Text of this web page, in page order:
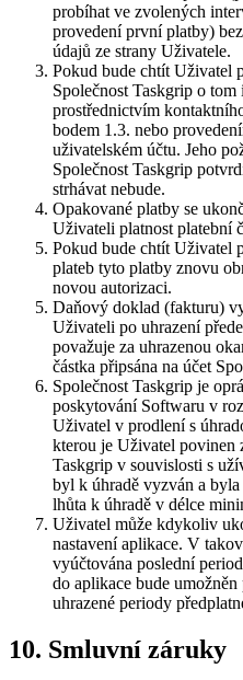
probíhat ve zvolených
provedení první platby)
údajů ze strany Uživatele.
Pokud bude chtít Uživatel
Společnost Taskgrip o
prostřednictvím
bodem 1.3. nebo
uživatelském účtu. Jeho
Společnost Taskgrip
strhávat nebude.
Opakované platby se
Uživateli platnost platební
Pokud bude chtít Uživatel
plateb tyto platby znovu
novou autorizaci.
Daňový doklad (fakturu)
Uživateli po uhrazení
považuje za uhrazenou
částka připsána na účet
Společnost Taskgrip je
poskytování Softwaru v
Uživatel v prodlení s
kterou je Uživatel povinen
Taskgrip v souvislosti s
byl k úhradě vyzván a
lhůta k úhradě v délce
Uživatel může kdykoliv
nastavení aplikace. V
vyúčtována poslední
do aplikace bude
uhrazené periody
10. Smluvní záruky